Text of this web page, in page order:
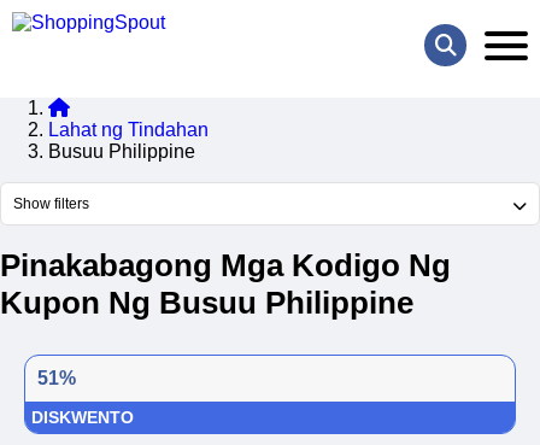
Lahat ng Tindahan
Busuu Philippine
Show filters
Pinakabagong Mga Kodigo Ng
Kupon Ng Busuu Philippine
51%
DISKWENTO